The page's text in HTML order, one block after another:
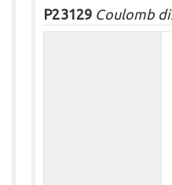
P23129 Coulomb